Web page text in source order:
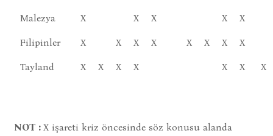
Malezya X X X X X
Filipinler X X X X X X X X
Tayland X X X X X X X
NOT : X işareti kriz öncesinde söz konusu alanda